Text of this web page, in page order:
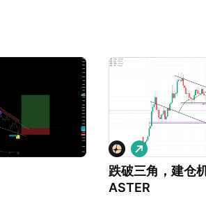
跌破三角，建仓
ASTER
做
多